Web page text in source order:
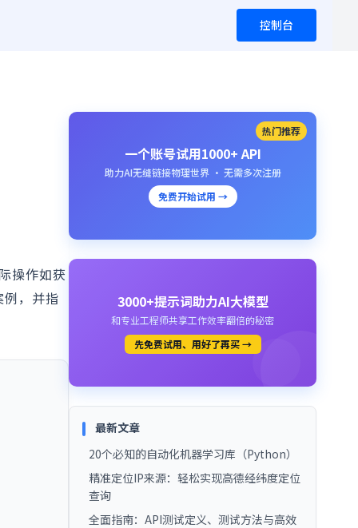
控制台
操作如获
，并指
热门推荐
一个账号试用1000+ API
助力AI无缝链接物理世界 · 无需多次注册
免费开始试用 →
3000+提示词助力AI大模型
和专业工程师共享工作效率翻倍的秘密
先免费试用、用好了再买 →
最新文章
20个必知的自动化机器学习库（Python）
精准定位IP来源：轻松实现高德经纬度定位
查询
全面指南：API测试定义、测试方法与高效